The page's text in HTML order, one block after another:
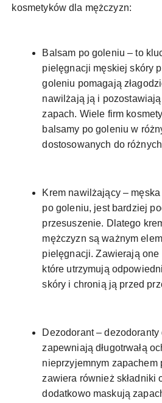
kosmetyków dla mężczyzn:
Balsam po goleniu – to
pielęgnacji męskiej skóry
goleniu pomagają
nawilżają ją i
zapach. Wiele firm
balsamy po goleniu w
dostosowanych do
Krem nawilżający – męska
po goleniu, jest bardziej
przesuszenie. Dlatego
mężczyzn są ważnym
pielęgnacji. Zawierają one
które utrzymują
skóry i chronią ją przed
Dezodorant – dezodoranty
zapewniają długotrwałą
nieprzyjemnym zapachem
zawiera również składniki
dodatkowo maskują